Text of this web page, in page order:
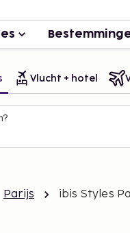
Vlucht + hotel
Parijs ibis Styles